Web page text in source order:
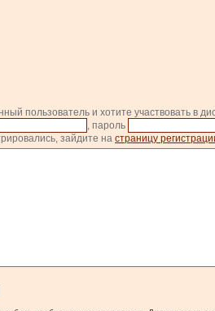
пользователь и хотите участвовать в
, пароль
зайдите на страницу